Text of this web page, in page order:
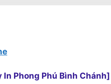
In Phong Phú Bình Chánh]